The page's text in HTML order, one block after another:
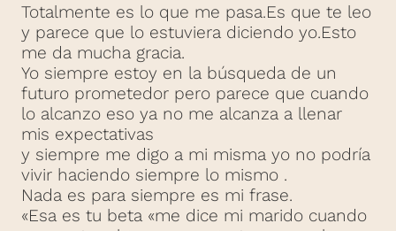
Totalmente es lo que me pasa.Es que te leo
y parece que lo estuviera diciendo yo.Esto
me da mucha gracia.
Yo siempre estoy en la búsqueda de un
futuro prometedor pero parece que cuando
lo alcanzo eso ya no me alcanza a llenar
mis expectativas
y siempre me digo a mi misma yo no podría
vivir haciendo siempre lo mismo .
Nada es para siempre es mi frase.
«Esa es tu beta «me dice mi marido cuando